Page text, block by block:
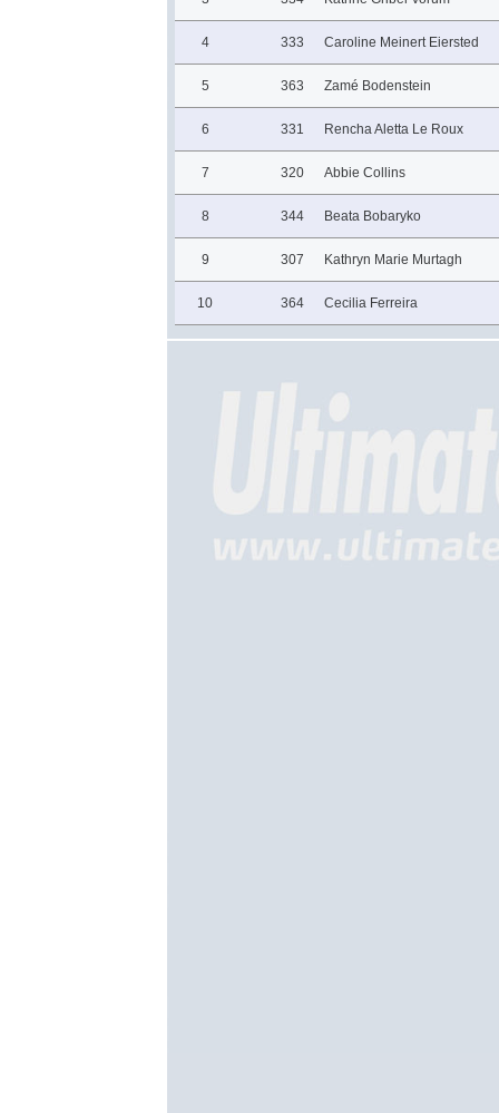
4 333 Caroline Meinert Eiersted
5 363 Zamé Bodenstein
6 331 Rencha Aletta Le Roux
7 320 Abbie Collins
8 344 Beata Bobaryko
9 307 Kathryn Marie Murtagh
10 364 Cecilia Ferreira